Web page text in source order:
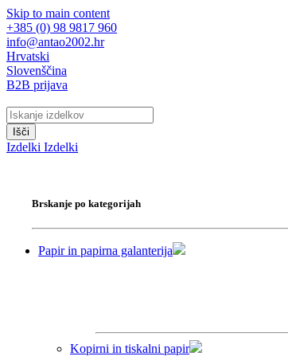
Skip to main content
+385 (0) 98 9817 960
info@antao2002.hr
Hrvatski
Slovenščina
B2B prijava
Išči
Izdelki Izdelki
Brskanje po kategorijah
Papir in papirna galanterija
Kopirni in tiskalni papir